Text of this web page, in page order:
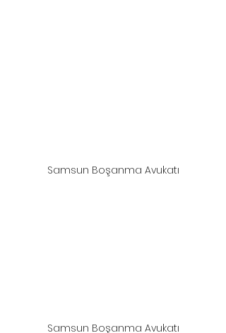
Samsun Boşanma Avukatı
Samsun Boşanma Avukatı